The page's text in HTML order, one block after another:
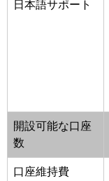
日本語サポート
開設可能な口座
数
口座維持費